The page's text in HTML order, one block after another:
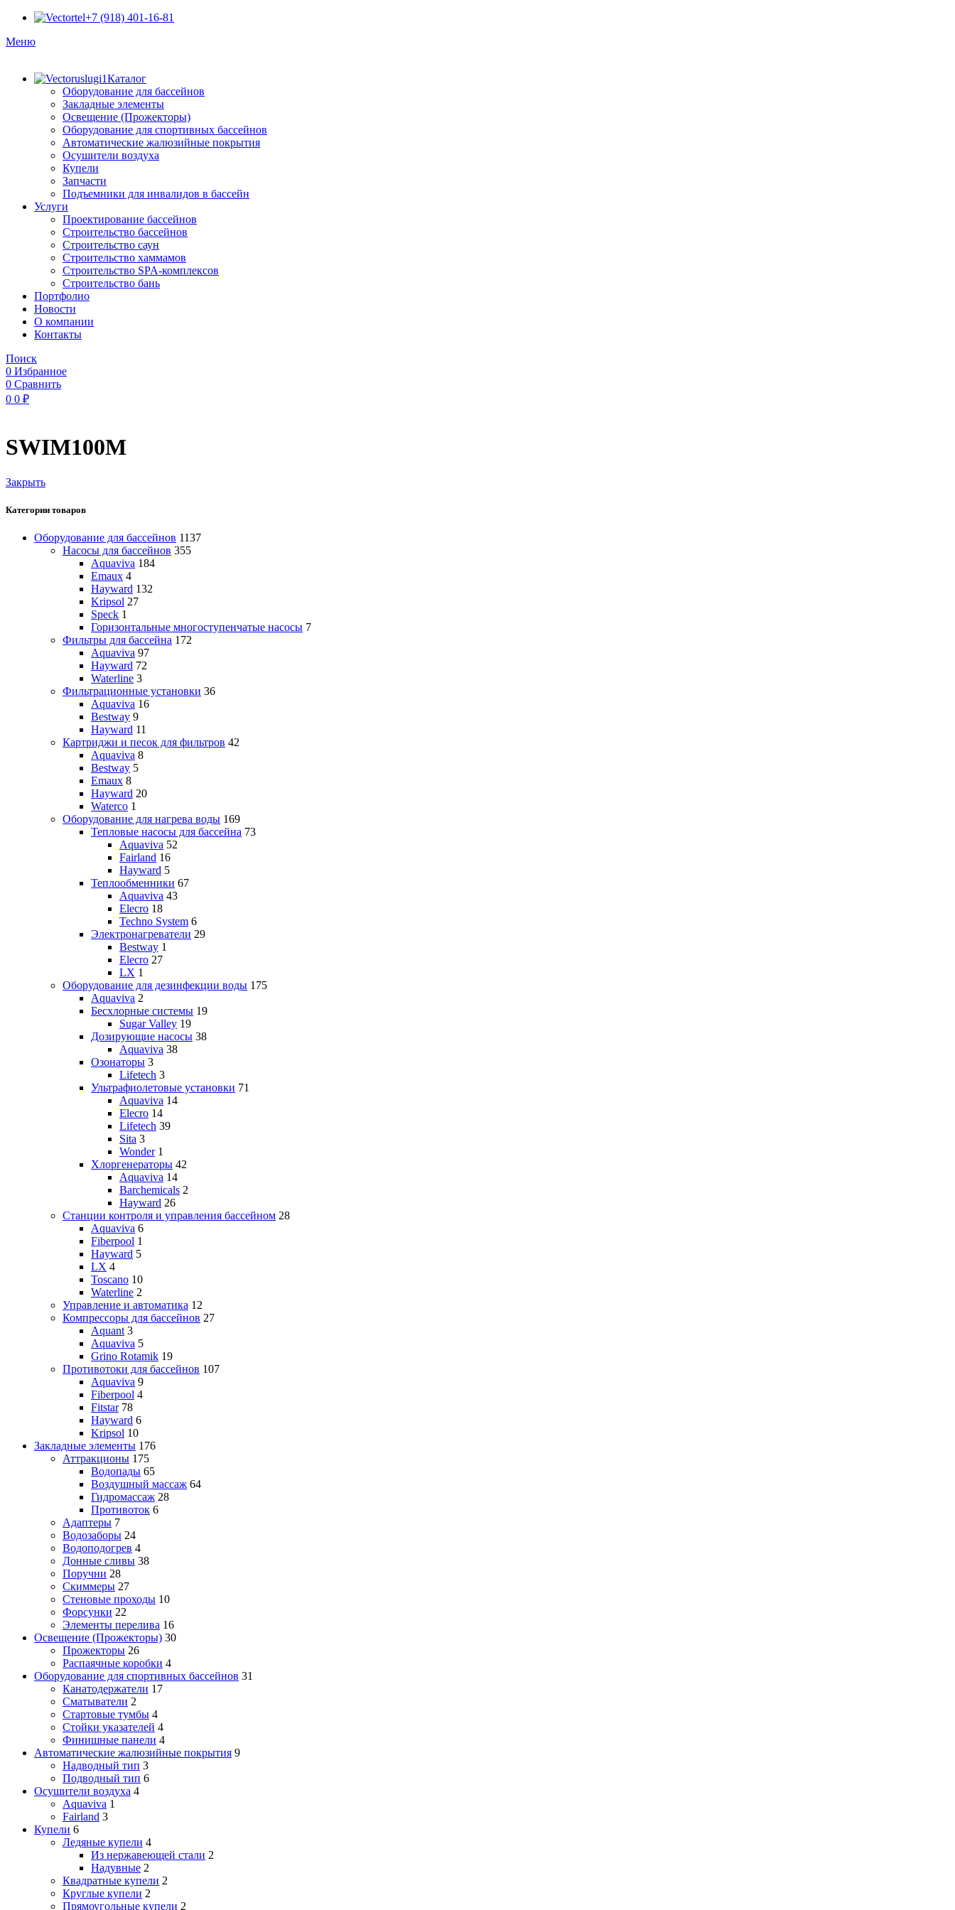
+7 (918) 401-16-81
Меню
Каталог
Оборудование для бассейнов
Закладные элементы
Освещение (Прожекторы)
Оборудование для спортивных бассейнов
Автоматические жалюзийные покрытия
Осушители воздуха
Купели
Запчасти
Подъемники для инвалидов в бассейн
Услуги
Проектирование бассейнов
Строительство бассейнов
Строительство саун
Строительство хаммамов
Строительство SPA-комплексов
Строительство бань
Портфолио
Новости
O компании
Контакты
Поиск
0 Избранное
0 Сравнить
0 0 ₽
SWIM100M
Закрыть
Категории товаров
Оборудование для бассейнов 1137
Насосы для бассейнов 355
Aquaviva 184
Emaux 4
Hayward 132
Kripsol 27
Speck 1
Горизонтальные многоступенчатые насосы 7
Фильтры для бассейна 172
Aquaviva 97
Hayward 72
Waterline 3
Фильтрационные установки 36
Aquaviva 16
Bestway 9
Hayward 11
Картриджи и песок для фильтров 42
Aquaviva 8
Bestway 5
Emaux 8
Hayward 20
Waterco 1
Оборудование для нагрева воды 169
Тепловые насосы для бассейна 73
Aquaviva 52
Fairland 16
Hayward 5
Теплообменники 67
Aquaviva 43
Elecro 18
Techno System 6
Электронагреватели 29
Bestway 1
Elecro 27
LX 1
Оборудование для дезинфекции воды 175
Aquaviva 2
Бесхлорные системы 19
Sugar Valley 19
Дозирующие насосы 38
Aquaviva 38
Озонаторы 3
Lifetech 3
Ультрафиолетовые установки 71
Aquaviva 14
Elecro 14
Lifetech 39
Sita 3
Wonder 1
Хлоргенераторы 42
Aquaviva 14
Barchemicals 2
Hayward 26
Станции контроля и управления бассейном 28
Aquaviva 6
Fiberpool 1
Hayward 5
LX 4
Toscano 10
Waterline 2
Управление и автоматика 12
Компрессоры для бассейнов 27
Aquant 3
Aquaviva 5
Grino Rotamik 19
Противотоки для бассейнов 107
Aquaviva 9
Fiberpool 4
Fitstar 78
Hayward 6
Kripsol 10
Закладные элементы 176
Аттракционы 175
Водопады 65
Воздушный массаж 64
Гидромассаж 28
Противоток 6
Адаптеры 7
Водозаборы 24
Водоподогрев 4
Донные сливы 38
Поручни 28
Скиммеры 27
Стеновые проходы 10
Форсунки 22
Элементы перелива 16
Освещение (Прожекторы) 30
Прожекторы 26
Распаячные коробки 4
Оборудование для спортивных бассейнов 31
Канатодержатели 17
Сматыватели 2
Стартовые тумбы 4
Стойки указателей 4
Финишные панели 4
Автоматические жалюзийные покрытия 9
Надводный тип 3
Подводный тип 6
Осушители воздуха 4
Aquaviva 1
Fairland 3
Купели 6
Ледяные купели 4
Из нержавеющей стали 2
Надувные 2
Квадратные купели 2
Круглые купели 2
Прямоугольные купели 2